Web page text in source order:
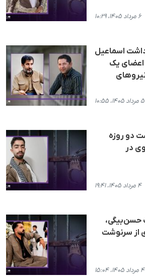
۶ مرداد ۱۴۰۵، ۱۰:۲۹
اسماعیل
اعضای یک
۵ مرداد ۱۴۰۵، ۱۰:۵۵
دو روزه
در
۴ مرداد ۱۴۰۵، ۱۹:۴۱
حسن‌بیگی،
از سرنوشت
۴ مرداد ۱۴۰۵، ۱۵:۰۴